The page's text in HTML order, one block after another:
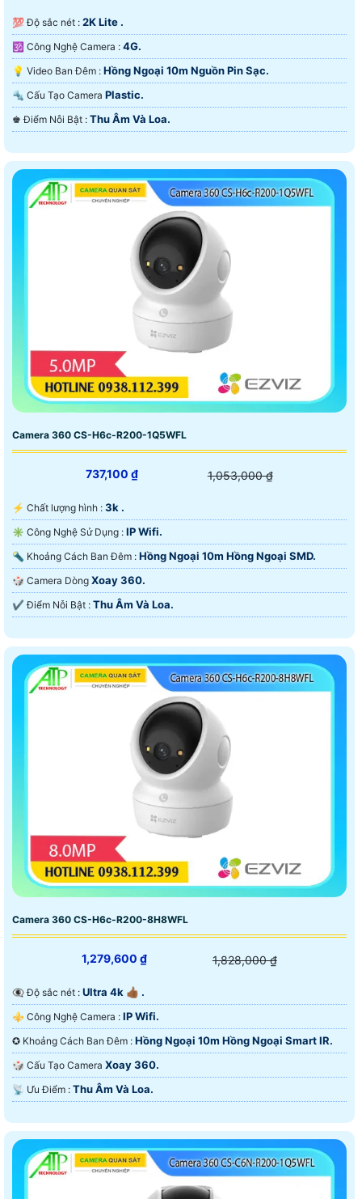
💯 Độ sắc nét : 2K Lite .
🕉️ Công Nghệ Camera : 4G.
💡 Video Ban Đêm : Hồng Ngoại 10m Nguồn Pin Sạc.
🔩 Cấu Tạo Camera Plastic.
️♚ Điểm Nỗi Bật : Thu Âm Và Loa.
Camera 360 CS-H6c-R200-1Q5WFL
737,100 ₫ 1,053,000 ₫
️⚡ Chất lượng hình : 3k .
✳️ Công Nghệ Sử Dụng : IP Wifi.
🔦 Khoảng Cách Ban Đêm : Hồng Ngoại 10m Hồng Ngoại SMD.
🎲 Camera Dòng Xoay 360.
️✔️ Điểm Nỗi Bật : Thu Âm Và Loa.
Camera 360 CS-H6c-R200-8H8WFL
1,279,600 ₫ 1,828,000 ₫
👁️‍🗨 Độ sắc nét : Ultra 4k 👍🏾 .
⚜️ Công Nghệ Camera : IP Wifi.
✪ Khoảng Cách Ban Đêm : Hồng Ngoại 10m Hồng Ngoại Smart IR.
🎲 Cấu Tạo Camera Xoay 360.
️📡 Ưu Điểm : Thu Âm Và Loa.